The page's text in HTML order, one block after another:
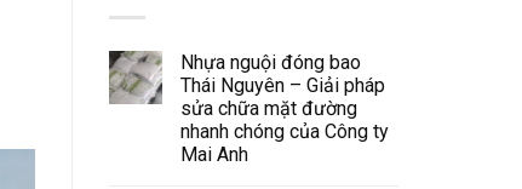
Nhựa nguội đóng bao
Thái Nguyên – Giải pháp
sửa chữa mặt đường
nhanh chóng của Công ty
Mai Anh